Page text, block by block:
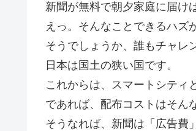
新聞が無料で朝夕家庭に届け
えっ。そんなことできるハズ
そうでしょうか、誰もチャレ
日本は国土の狭い国です。
これからは、スマートシティ
であれば、配布コストはそん
そうなれば、新聞は「広告費